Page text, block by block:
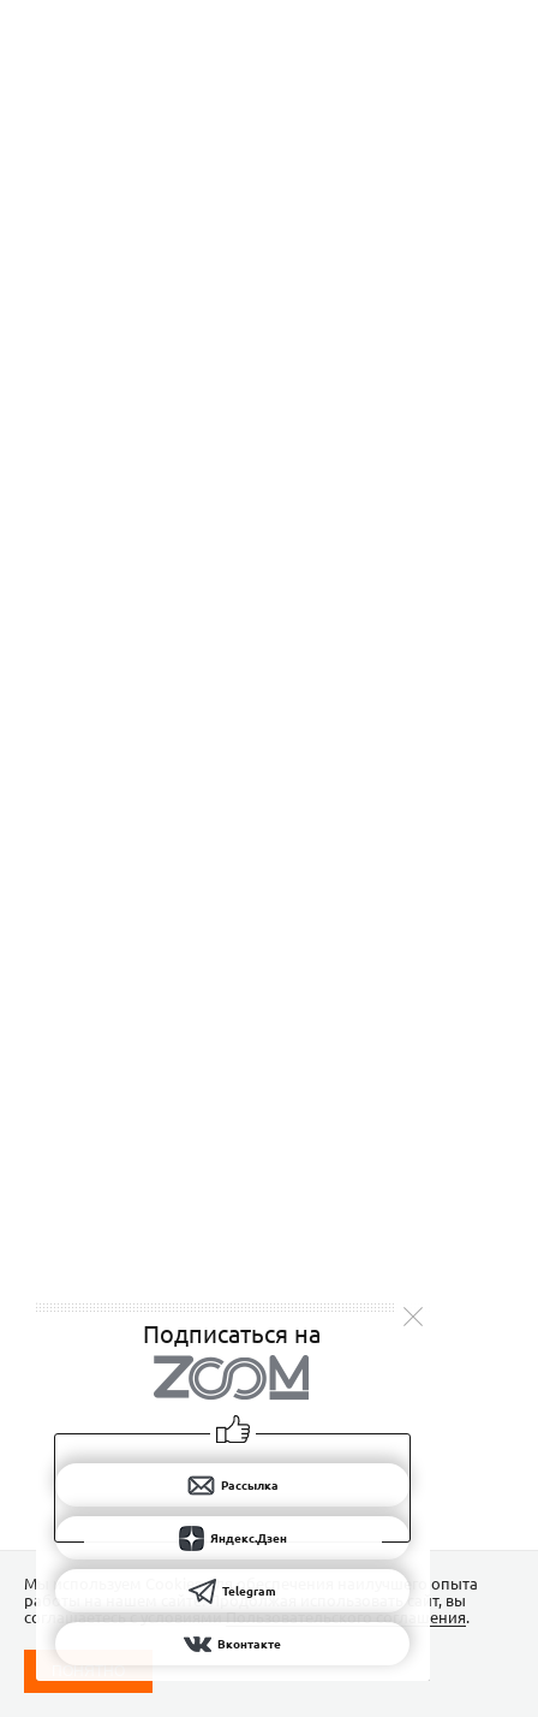
Подписаться на
Рассылка
Яндекс.Дзен
Telegram
Вконтакте
Мы используем Сookies для обеспечения наилучшего опыта
работы на нашем сайте. Продолжая использовать сайт, вы
соглашаетесь с условиямиПользовательского соглашения.
ПОНЯТНО